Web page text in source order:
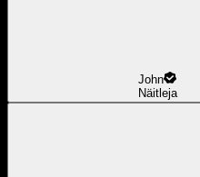
John
Näitleja